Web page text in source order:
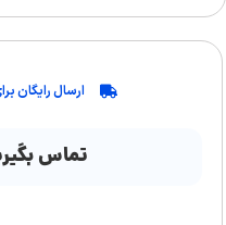
ارسال رایگان برای خرید
تماس بگیرید